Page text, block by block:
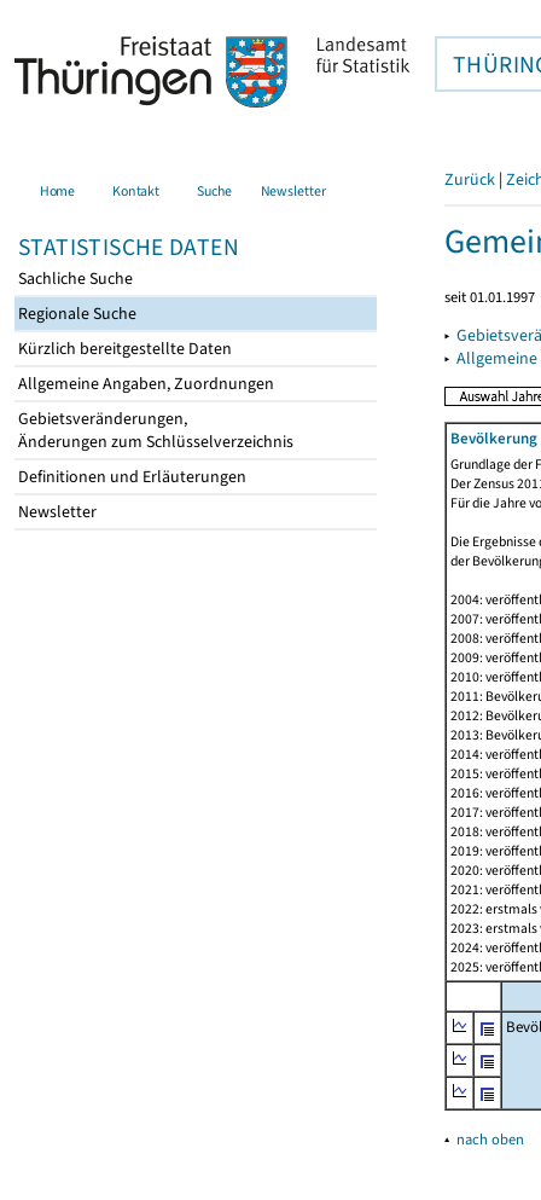
Home Kontakt Suche Newsletter
STATISTISCHE DATEN
Sachliche Suche
Regionale Suche
Kürzlich bereitgestellte Daten
Allgemeine Angaben, Zuordnungen
Gebietsveränderungen,
Änderungen zum Schlüsselverzeichnis
Definitionen und Erläuterungen
Newsletter
Zurück |
seit 01.01.1997
▸
▸
Grundlage der
Der Zensus
Für die Jahre
Die
der
2004:
2007:
2008:
2009:
2010:
2011:
2012:
2013:
2014:
2015:
2016:
2017:
2018:
2019:
2020:
2021:
2022:
2023:
2024:
2025:
▴ nach oben